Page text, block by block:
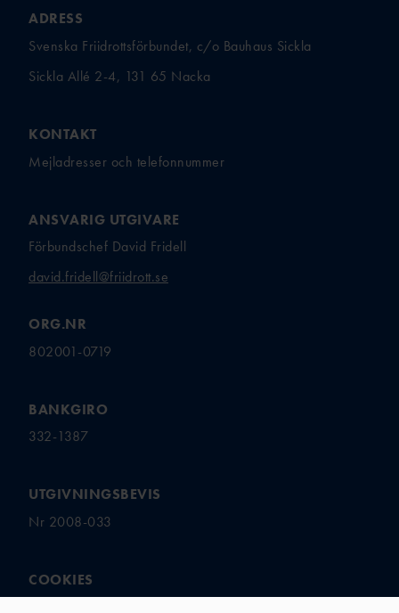
ADRESS
Svenska Friidrottsförbundet, c/o Bauhaus Sickla
Sickla Allé 2-4, 131 65 Nacka
KONTAKT
Mejladresser och telefonnummer
ANSVARIG UTGIVARE
Förbundschef David Fridell
david.fridell@friidrott.se
ORG.NR
802001-0719
BANKGIRO
332-1387
UTGIVNINGSBEVIS
Nr 2008-033
COOKIES